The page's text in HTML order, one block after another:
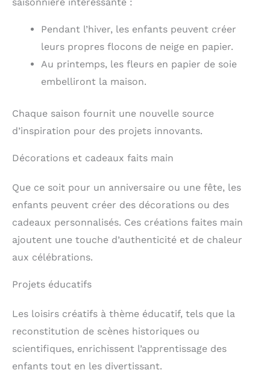
saisonnière intéressante :
Pendant l’hiver, les enfants peuvent créer
leurs propres flocons de neige en papier.
Au printemps, les fleurs en papier de soie
embelliront la maison.
Chaque saison fournit une nouvelle source
d’inspiration pour des projets innovants.
Décorations et cadeaux faits main
Que ce soit pour un anniversaire ou une fête, les
enfants peuvent créer des décorations ou des
cadeaux personnalisés. Ces créations faites main
ajoutent une touche d’authenticité et de chaleur
aux célébrations.
Projets éducatifs
Les loisirs créatifs à thème éducatif, tels que la
reconstitution de scènes historiques ou
scientifiques, enrichissent l’apprentissage des
enfants tout en les divertissant.